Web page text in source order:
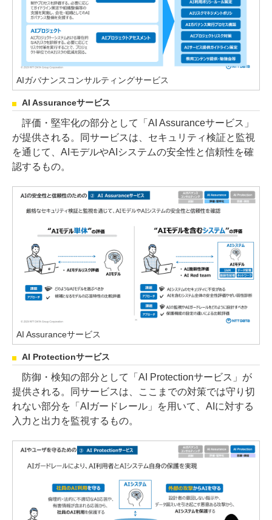
AIガバナンスコンサルティングサービス
AI Assuranceサービス
評価・堅牢化の部分として「AI Assuranceサービス」
が提供される。同サービスは、セキュリティ検証と監視
を通じて、AIモデルやAIシステムの安全性と信頼性を確
認するもの。
AI Assuranceサービス
AI Protectionサービス
防御・検知の部分として「AI Protectionサービス」が
提供される。同サービスは、ここまでの対策では守り切
れない部分を「AIガードレール」を用いて、AIに対する
入力と出力を監視するもの。